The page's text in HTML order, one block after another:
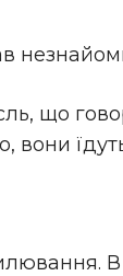
що
В